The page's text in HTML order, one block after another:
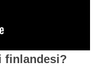
finlandesi?